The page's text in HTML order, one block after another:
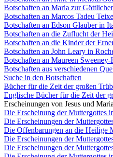
Botschaften an Maria zur
Botschaften an Marcos Tadeu
Botschaften an Edson Glauber in
Botschaften an die Zuflucht der
Botschaften an die Kinder der
Botschaften an John Leary in
Botschaften an Maureen
Botschaften aus verschiedenen
Suche in den Botschaften
Bücher für die Zeit der großen
Englische Bücher für die Zeit der
Erscheinungen von Jesus und Maria
Die Erscheinung der Muttergottes
Die Erscheinungen der
Die Offenbarungen an die Heilige
Die Erscheinungen der
Die Erscheinungen der